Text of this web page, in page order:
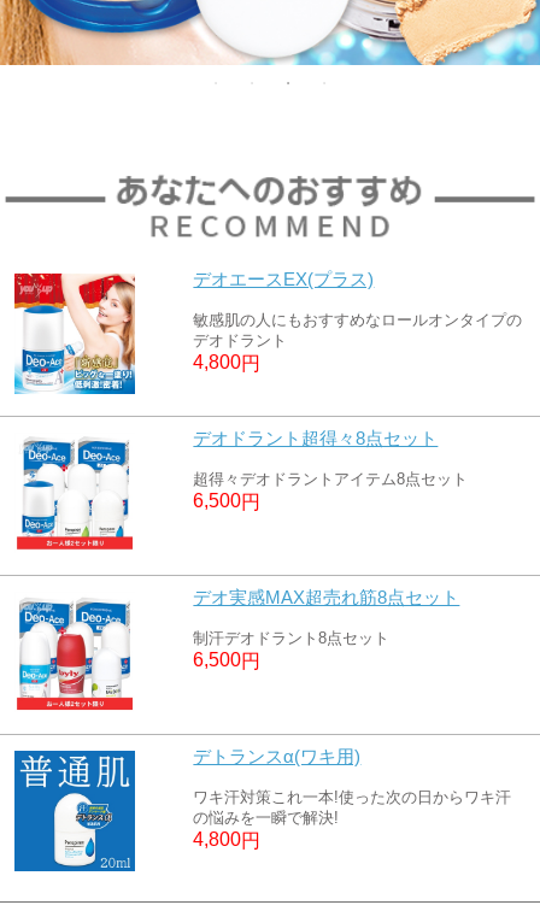
デオエースEX(プラス)
敏感肌の人にもおすすめなロールオンタイプの
デオドラント
4,800円
デオドラント超得々8点セット
超得々デオドラントアイテム8点セット
6,500円
デオ実感MAX超売れ筋8点セット
制汗デオドラント8点セット
6,500円
デトランスα(ワキ用)
ワキ汗対策これ一本!使った次の日からワキ汗
の悩みを一瞬で解決!
4,800円